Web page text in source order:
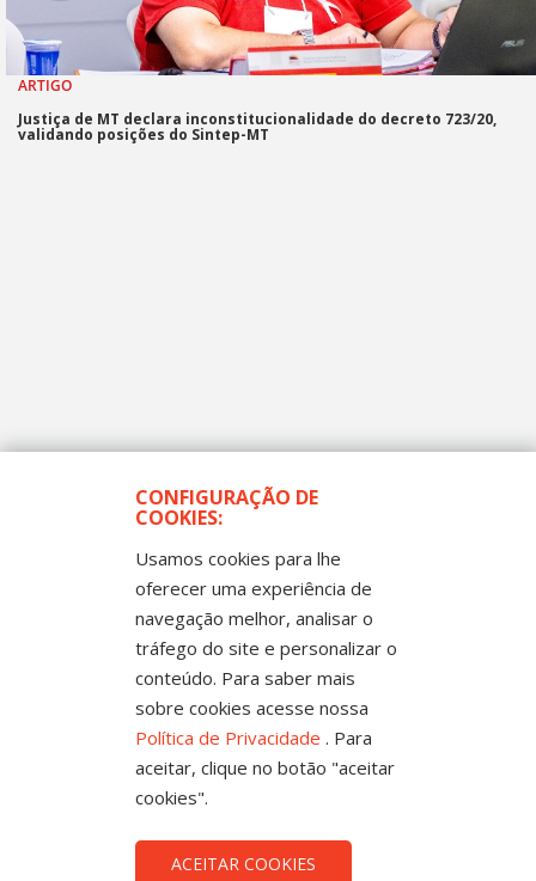
CONFIGURAÇÃO DE
COOKIES:
Usamos cookies para lhe
oferecer uma experiência de
navegação melhor, analisar o
tráfego do site e personalizar o
conteúdo. Para saber mais
sobre cookies acesse nossa
Política de Privacidade . Para
aceitar, clique no botão "aceitar
cookies".
ACEITAR COOKIES
ARTIGO
Justiça de MT declara inconstitucionalidade do decreto 723/20,
validando posições do Sintep-MT
inconstitucional